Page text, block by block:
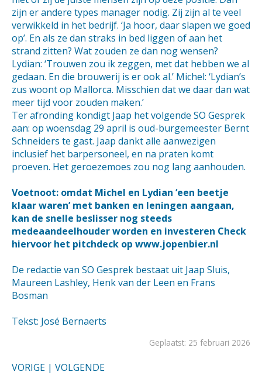
zijn er andere types manager nodig. Zij zijn al te veel
verwikkeld in het bedrijf. ‘Ja hoor, daar slapen we goed
op’. En als ze dan straks in bed liggen of aan het
strand zitten? Wat zouden ze dan nog wensen?
Lydian: ‘Trouwen zou ik zeggen, met dat hebben we al
gedaan. En die brouwerij is er ook al.’ Michel: ‘Lydian’s
zus woont op Mallorca. Misschien dat we daar dan wat
meer tijd voor zouden maken.’
Ter afronding kondigt Jaap het volgende SO Gesprek
aan: op woensdag 29 april is oud-burgemeester Bernt
Schneiders te gast. Jaap dankt alle aanwezigen
inclusief het barpersoneel, en na praten komt
proeven. Het geroezemoes zou nog lang aanhouden.
Voetnoot: omdat Michel en Lydian ‘een beetje
klaar waren’ met banken en leningen aangaan,
kan de snelle beslisser nog steeds
medeaandeelhouder worden en investeren Check
hiervoor het pitchdeck op www.jopenbier.nl
De redactie van SO Gesprek bestaat uit Jaap Sluis,
Maureen Lashley, Henk van der Leen en Frans
Bosman
Tekst: José Bernaerts
Geplaatst: 25 februari 2026
VORIGE | VOLGENDE